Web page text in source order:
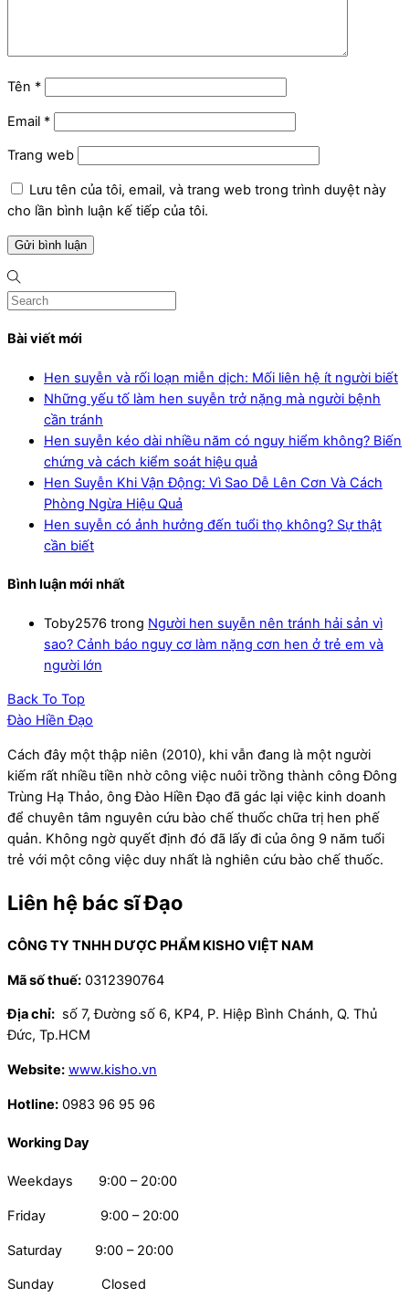
Tên *
Email *
Trang web
Lưu tên của tôi, email, và trang web trong trình duyệt này
cho lần bình luận kế tiếp của tôi.
Bài viết mới
Hen suyễn và rối loạn miễn dịch: Mối liên hệ ít người biết
Những yếu tố làm hen suyễn trở nặng mà người bệnh
cần tránh
Hen suyễn kéo dài nhiều năm có nguy hiểm không? Biến
chứng và cách kiểm soát hiệu quả
Hen Suyễn Khi Vận Động: Vì Sao Dễ Lên Cơn Và Cách
Phòng Ngừa Hiệu Quả
Hen suyễn có ảnh hưởng đến tuổi thọ không? Sự thật
cần biết
Bình luận mới nhất
Toby2576 trong Người hen suyễn nên tránh hải sản vì
sao? Cảnh báo nguy cơ làm nặng cơn hen ở trẻ em và
người lớn
Back To Top
Đào Hiền Đạo
Cách đây một thập niên (2010), khi vẫn đang là một người
kiếm rất nhiều tiền nhờ công việc nuôi trồng thành công Đông
Trùng Hạ Thảo, ông Đào Hiền Đạo đã gác lại việc kinh doanh
để chuyên tâm nguyên cứu bào chế thuốc chữa trị hen phế
quản. Không ngờ quyết định đó đã lấy đi của ông 9 năm tuổi
trẻ với một công việc duy nhất là nghiên cứu bào chế thuốc.
Liên hệ bác sĩ Đạo
CÔNG TY TNHH DƯỢC PHẨM KISHO VIỆT NAM
Mã số thuế: 0312390764
Địa chỉ: số 7, Đường số 6, KP4, P. Hiệp Bình Chánh, Q. Thủ
Đức, Tp.HCM
Website: www.kisho.vn
Hotline: 0983 96 95 96
Working Day
Weekdays 9:00 – 20:00
Friday 9:00 – 20:00
Saturday 9:00 – 20:00
Sunday Closed